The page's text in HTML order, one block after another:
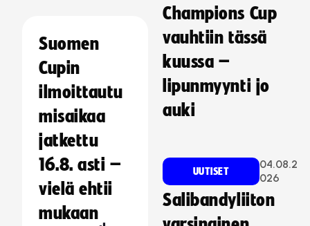
Suomen
Cupin
ilmoittautu
misaikaa
jatkettu
16.8. asti –
vielä ehtii
mukaan
Champions Cup
vauhtiin tässä
kuussa –
lipunmyynti jo
auki
UUTISET
04.08.2
026
Salibandyliiton